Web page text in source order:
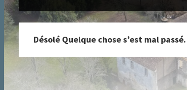
Désolé Quelque chose s’est mal